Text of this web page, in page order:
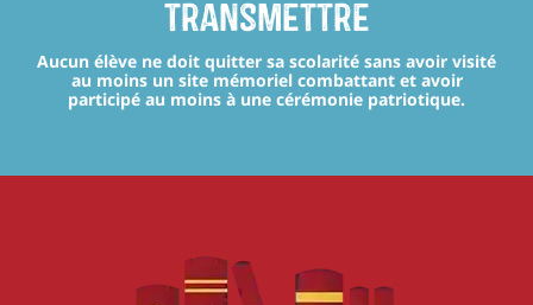
transmettre
Aucun élève ne doit quitter sa scolarité sans avoir visité
au moins un site mémoriel combattant et avoir
participé au moins à une cérémonie patriotique.